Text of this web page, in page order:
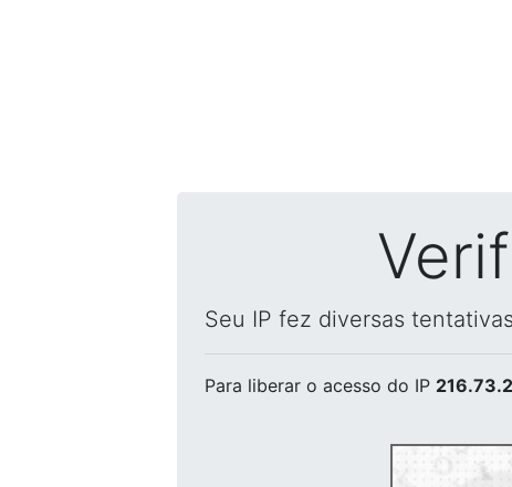
Seu IP fez diversas
Para liberar o acesso do IP